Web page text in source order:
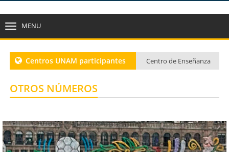
MENU
Centros UNAM participantes
Centro de Enseñanza
Centro de Enseñanza para Extranjeros, Taxco
Centro de Enseñanza para Extranjeros, Polanco
OTROS NÚMEROS